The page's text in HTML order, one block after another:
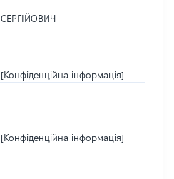
СЕРГІЙОВИЧ
[Конфіденційна інформація]
[Конфіденційна інформація]